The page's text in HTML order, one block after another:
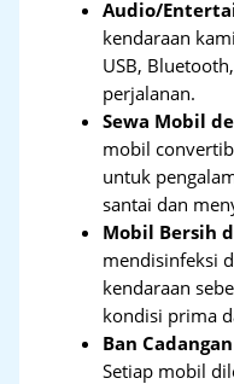
Audio/
kendaraan
USB,
perjalanan.
Sewa Mobil
mobil
untuk
santai dan
Mobil Bersih
mendisinfeksi
kendaraan
kondisi prima
Ban
Setiap mobil